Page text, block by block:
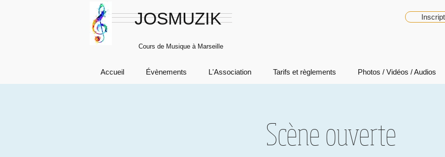
Cours de Musique à Marseille
JOSMUZIK
Accueil Évènements L'Association Tarifs et règlements Photos / Vidéos / Audios
Scène ouverte